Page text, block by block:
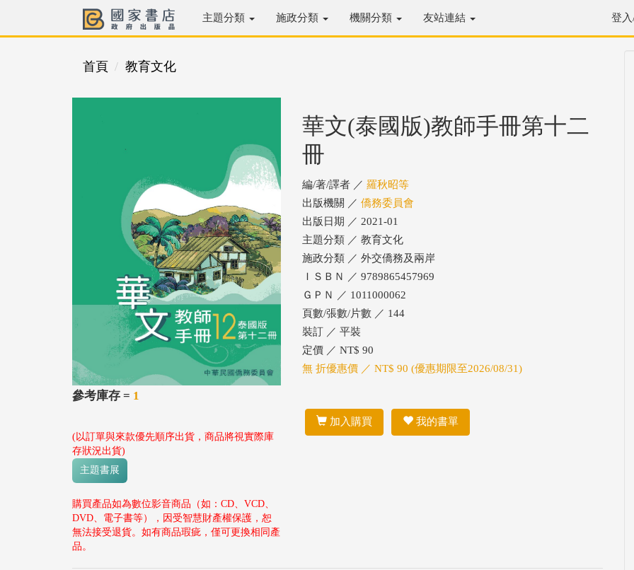
主題分類 施政分類 機關分類 友站連結 登
首頁 教育文化
參考庫存 = 1
(以訂單與來款優先順序出貨，商品將視實際庫
存狀況出貨)
主題書展
購買產品如為數位影音商品（如：CD、VCD、
DVD、電子書等），因受智慧財產權保護，恕
無法接受退貨。如有商品瑕疵，僅可更換相同產
品。
華文(泰國版)教師手冊第十二
冊
編/著/譯者 ／ 羅秋昭等
出版機關 ／ 僑務委員會
出版日期 ／ 2021-01
主題分類 ／ 教育文化
施政分類 ／ 外交僑務及兩岸
ＩＳＢＮ ／ 9789865457969
ＧＰＮ ／ 1011000062
頁數/張數/片數 ／ 144
裝訂 ／ 平裝
定價 ／ NT$ 90
無 折優惠價 ／ NT$ 90 (優惠期限至2026/08/31)
加入購買 我的書單